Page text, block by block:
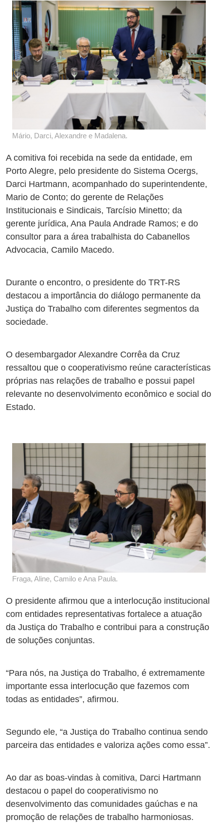
Mário, Darci, Alexandre e Madalena.
A comitiva foi recebida na sede da entidade, em
Porto Alegre, pelo presidente do Sistema Ocergs,
Darci Hartmann, acompanhado do superintendente,
Mario de Conto; do gerente de Relações
Institucionais e Sindicais, Tarcísio Minetto; da
gerente jurídica, Ana Paula Andrade Ramos; e do
consultor para a área trabalhista do Cabanellos
Advocacia, Camilo Macedo.
Durante o encontro, o presidente do TRT-RS
destacou a importância do diálogo permanente da
Justiça do Trabalho com diferentes segmentos da
sociedade.
O desembargador Alexandre Corrêa da Cruz
ressaltou que o cooperativismo reúne características
próprias nas relações de trabalho e possui papel
relevante no desenvolvimento econômico e social do
Estado.
Fraga, Aline, Camilo e Ana Paula.
O presidente afirmou que a interlocução institucional
com entidades representativas fortalece a atuação
da Justiça do Trabalho e contribui para a construção
de soluções conjuntas.
“Para nós, na Justiça do Trabalho, é extremamente
importante essa interlocução que fazemos com
todas as entidades”, afirmou.
Segundo ele, “a Justiça do Trabalho continua sendo
parceira das entidades e valoriza ações como essa”.
Ao dar as boas-vindas à comitiva, Darci Hartmann
destacou o papel do cooperativismo no
desenvolvimento das comunidades gaúchas e na
promoção de relações de trabalho harmoniosas.